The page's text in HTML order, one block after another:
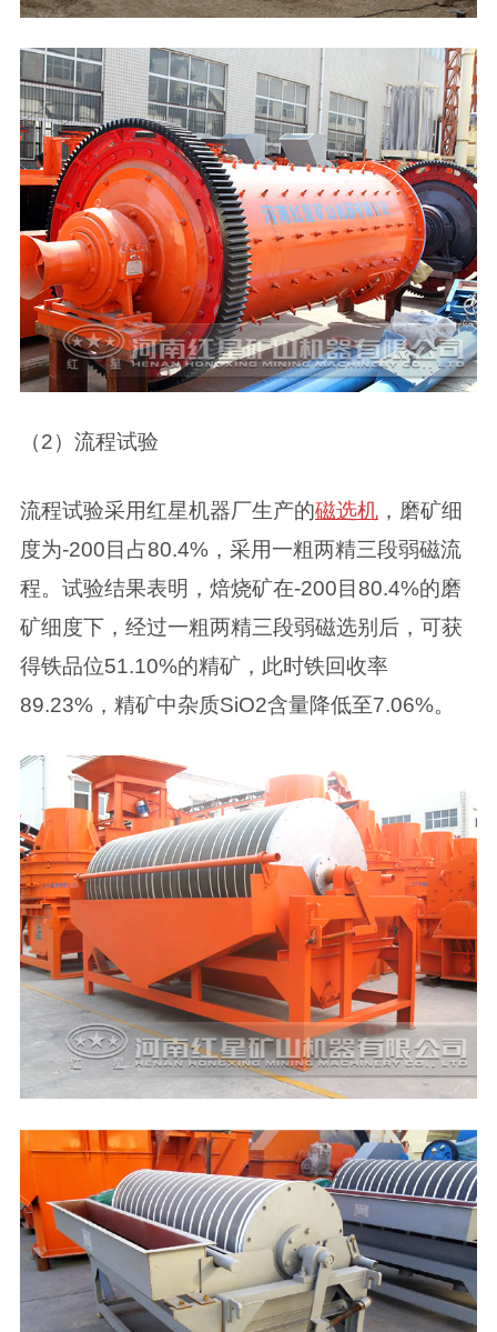
（2）流程试验
流程试验采用红星机器厂生产的磁选机，磨矿细
度为-200目占80.4%，采用一粗两精三段弱磁流
程。试验结果表明，焙烧矿在-200目80.4%的磨
矿细度下，经过一粗两精三段弱磁选别后，可获
得铁品位51.10%的精矿，此时铁回收率
89.23%，精矿中杂质SiO2含量降低至7.06%。